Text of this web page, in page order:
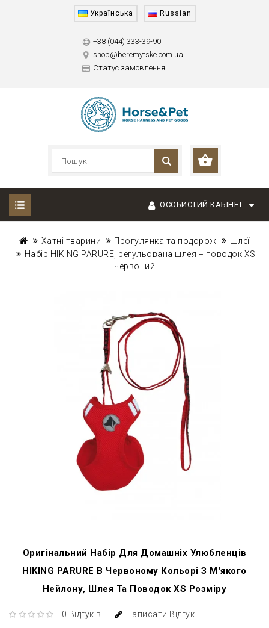
Українська Russian
+38 (044) 333-39-90
shop@beremytske.com.ua
Статус замовлення
ОСОБИСТИЙ КАБІНЕТ
Хатні тварини Прогулянка та подорож
Шлеї
Набір HIKING PARURE, регульована шлея + поводок XS
червоний
Оригінальний Набір Для Домашніх Улюбленців
HIKING PARURE В Червоному Кольорі З М'якого
Нейлону, Шлея Та Поводок XS Розміру
0 Відгуків Написати Відгук